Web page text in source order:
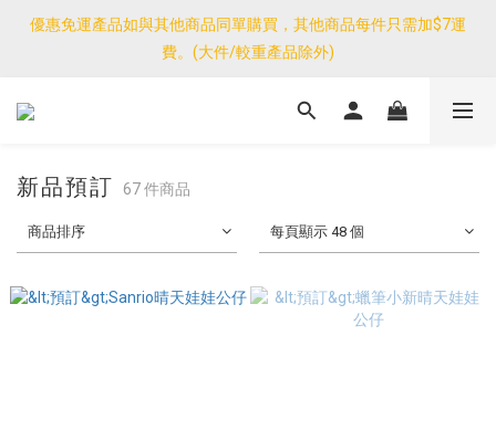
優惠免運產品如與其他商品同單購買，其他商品每件只需加$7運
費。(大件/較重產品除外)
<公告>感謝支持！我們團隊由30/7~12/8外訪搜羅新產品，期間網
優惠免運產品如與其他商品同單購買，其他商品每件只需加$7運
新品預訂 67 件商品
商品排序 每頁顯示 48 個